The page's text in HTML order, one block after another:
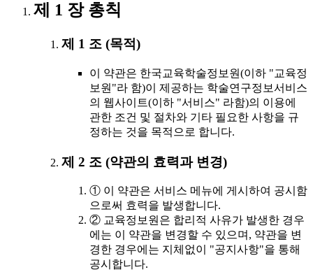
제 1 장 총칙
제 1 조 (목적)
이 약관은 한국교육학술정보원(이하 "교육정
보원"라 함)이 제공하는 학술연구정보서비스
의 웹사이트(이하 "서비스" 라함)의 이용에
관한 조건 및 절차와 기타 필요한 사항을 규
정하는 것을 목적으로 합니다.
제 2 조 (약관의 효력과 변경)
① 이 약관은 서비스 메뉴에 게시하여 공시함
으로써 효력을 발생합니다.
② 교육정보원은 합리적 사유가 발생한 경우
에는 이 약관을 변경할 수 있으며, 약관을 변
경한 경우에는 지체없이 "공지사항"을 통해
공시합니다.